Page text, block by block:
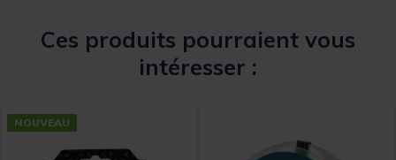
Ces produits pourraient vous
intéresser :
NOUVEAU